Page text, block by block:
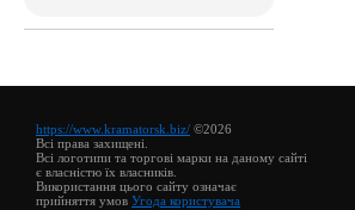
https://www.kramatorsk.biz/ ©2026
Всі права захищені.
Всі логотипи та торгові марки на даному сайті
є власністю їх власників.
Використання цього сайту означає
прийняття умов Угода користувача